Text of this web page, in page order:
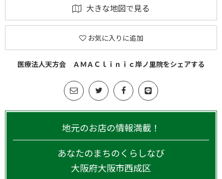
大きな地図で見る
お気に入りに追加
医療法人天方会 ＡＭＡＣｌｉｎｉｃ岸ノ里院をシェアする
地元のお店の情報満載！
あなたのまちのくらしなび
大阪府大阪市西成区